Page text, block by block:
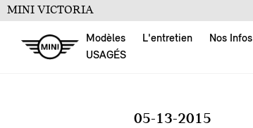
MINI VICTORIA
Modèles L'entretien Nos Infos
USAGÉS
05-13-2015